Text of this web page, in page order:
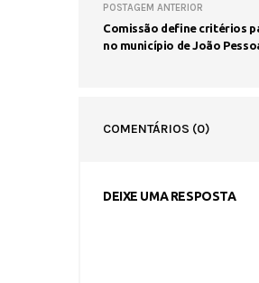
POSTAGEM ANTERIOR
Comissão define critérios
no município de João
COMENTÁRIOS (0)
DEIXE UMA RESPOSTA